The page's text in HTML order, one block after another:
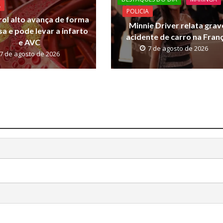
alto avança de forma
e pode levar a infarto
e AVC
7 de agosto de 2026
POLICIA
Minnie Driver relata
acidente de carro na
7 de agosto de 2026